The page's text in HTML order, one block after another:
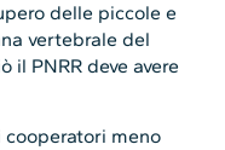
delle piccole e
vertebrale del
il PNRR deve avere
meno